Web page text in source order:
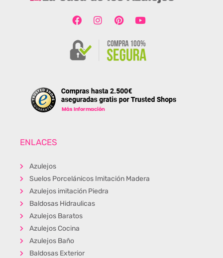
ENLACES
Azulejos
Suelos Porcelánicos Imitación Madera
Azulejos imitación Piedra
Baldosas Hidraulicas
Azulejos Baratos
Azulejos Cocina
Azulejos Baño
Baldosas Exterior